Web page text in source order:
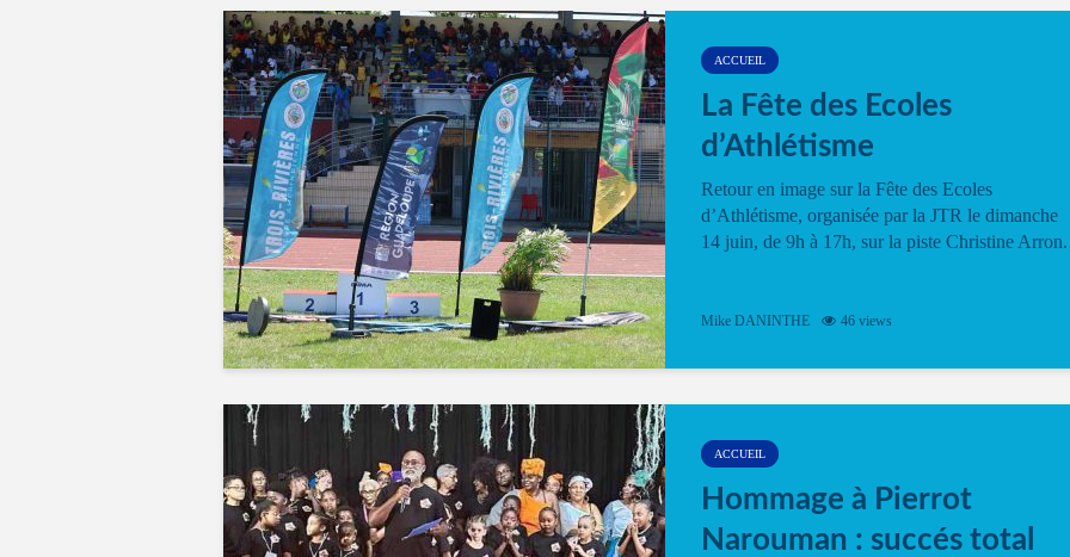
ACCUEIL
La Fête des Ecoles
d’Athlétisme
Retour en image sur la Fête des Ecoles
d’Athlétisme, organisée par la JTR le dimanche
14 juin, de 9h à 17h, sur la piste Christine Arron.
Mike DANINTHE 46 views
ACCUEIL
Hommage à Pierrot
Narouman : succés total